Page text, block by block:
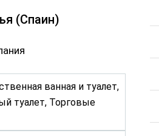
(Спаин)
ванная и туалет,
туалет, Торговые